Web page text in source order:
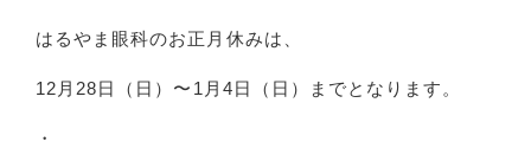
はるやま眼科のお正月休みは、
12月28日（日）〜1月4日（日）までとなります。
・